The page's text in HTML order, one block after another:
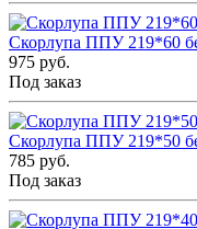
Скорлупа ППУ 219*60
975 руб.
Под заказ
Скорлупа ППУ 219*50
785 руб.
Под заказ